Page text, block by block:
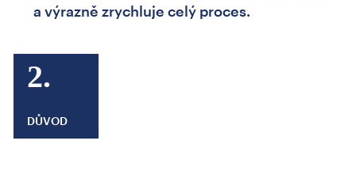
a výrazně zrychluje celý proces.
2.
DŮVOD